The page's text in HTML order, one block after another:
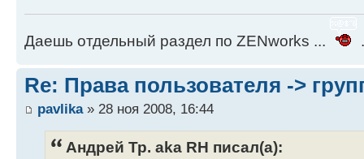
Даешь отдельный раздел по ZENworks ...
Re: Права пользователя ->
pavlika» 28 ноя 2008, 16:44
Андрей Тр. aka RH писал(а):